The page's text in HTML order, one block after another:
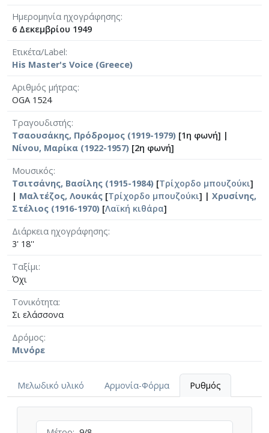
Ημερομηνία ηχογράφησης
6 Δεκεμβρίου 1949
Ετικέτα/Label
His Master's Voice (Greece)
Αριθμός μήτρας
OGA 1524
Τραγουδιστής
Τσαουσάκης, Πρόδρομος (1919-1979) [1η φωνή] |
Νίνου, Μαρίκα (1922-1957) [2η φωνή]
Μουσικός
Τσιτσάνης, Βασίλης (1915-1984) [Τρίχορδο μπουζούκι]
| Μαλτέζος, Λουκάς [Τρίχορδο μπουζούκι] | Χρυσίνης,
Στέλιος (1916-1970) [Λαϊκή κιθάρα]
Διάρκεια ηχογράφησης
3' 18''
Ταξίμι
Όχι
Τονικότητα
Σι ελάσσονα
Δρόμος
Μινόρε
Μελωδικό υλικό Αρμονία-Φόρμα Ρυθμός